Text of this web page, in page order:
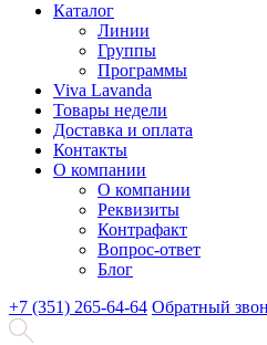
Каталог
Линии
Группы
Программы
Viva Lavanda
Товары недели
Доставка и оплата
Контакты
О компании
О компании
Реквизиты
Контрафакт
Вопрос-ответ
Блог
+7 (351) 265-64-64 Обратный